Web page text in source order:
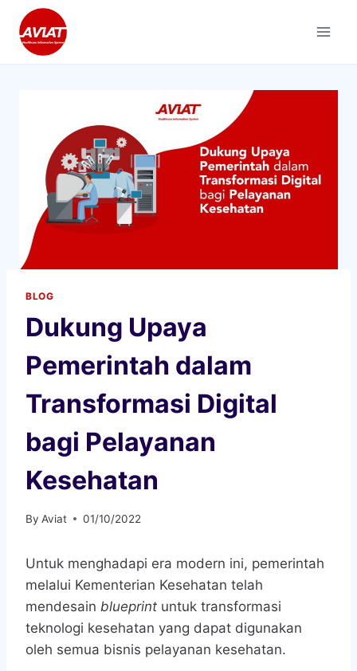
content
BLOG
Dukung Upaya
Pemerintah dalam
Transformasi Digital
bagi Pelayanan
Kesehatan
By Aviat 01/10/2022
Untuk menghadapi era modern ini, pemerintah
melalui Kementerian Kesehatan telah
mendesain blueprint untuk transformasi
teknologi kesehatan yang dapat digunakan
oleh semua bisnis pelayanan kesehatan.